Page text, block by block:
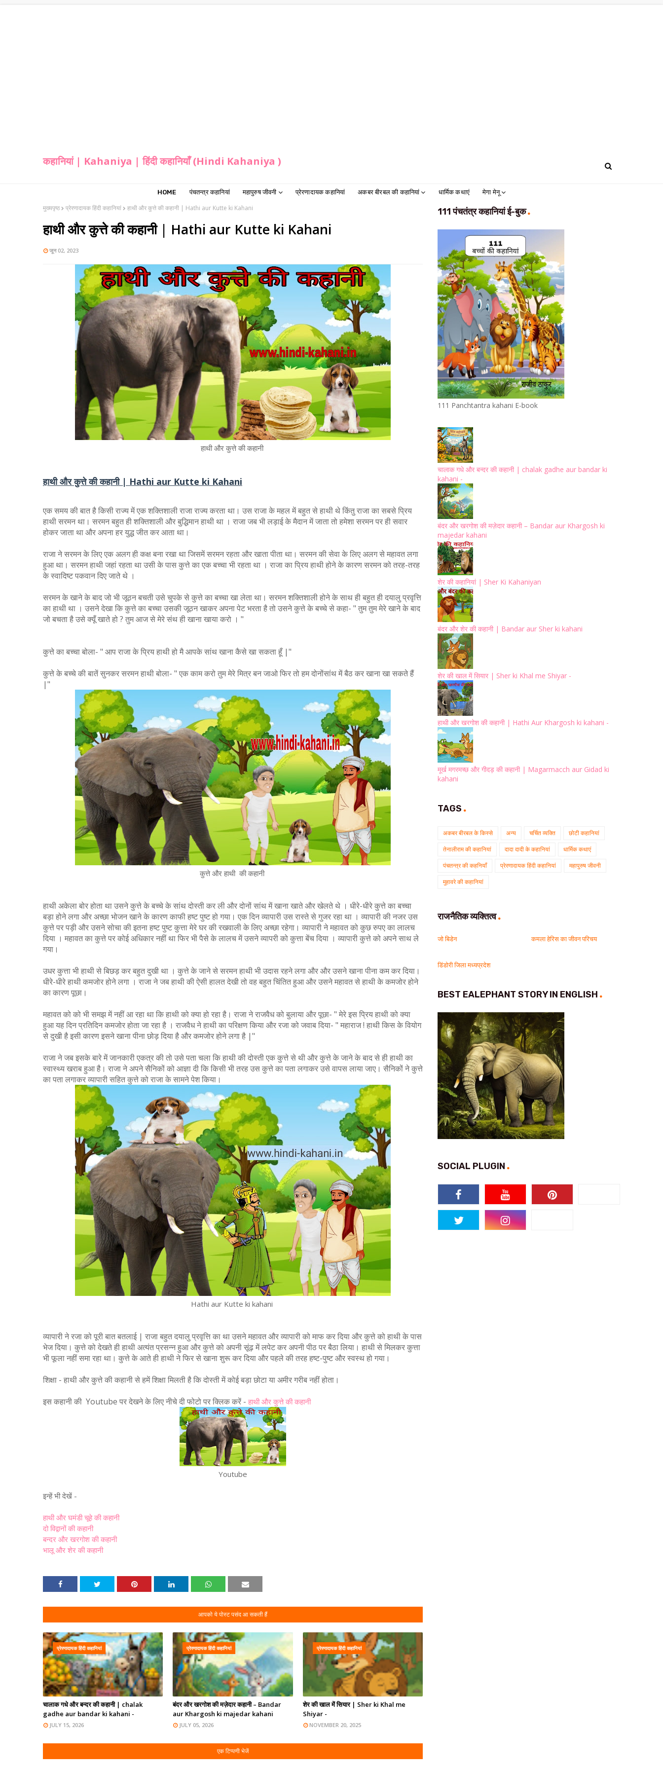
कहानियां | Kahaniya | हिंदी कहानियाँ (Hindi Kahaniya )
HOME पंचतन्त्र कहानियां महापुरुष जीवनी प्रेरणादायक कहानियां अकबर बीरबल की कहानियां धार्मिक कथाएं मेगा मेनू
मुख्यपृष्ठ प्रेरणादायक हिंदी कहानियां हाथी और कुत्ते की कहानी | Hathi aur Kutte ki Kahani
हाथी और कुत्ते की कहानी | Hathi aur Kutte ki Kahani
जून 02, 2023
हाथी और कुत्ते की कहानी
हाथी और कुत्ते की कहानी | Hathi aur Kutte ki Kahani
एक समय की बात है किसी राज्य में एक शक्तिशाली राजा राज्य करता था। उस राजा के महल में बहुत से हाथी थे किंतु राजा का सबसे प्रिय
हाथी सरमन था। सरमन बहुत ही शक्तिशाली और बुद्धिमान हाथी था । राजा जब भी लड़ाई के मैदान में जाता तो हमेशा सरमन पर ही सवार
होकर जाता था और अपना हर युद्ध जीत कर आता था।
राजा ने सरमन के लिए एक अलग ही कक्ष बना रखा था जिसमें सरमन रहता और खाता पीता था। सरमन की सेवा के लिए अलग से महावत लगा
हुआ था। सरमन हाथी जहां रहता था उसी के पास कुत्ते का एक बच्चा भी रहता था । राजा का प्रिय हाथी होने के कारण सरमन को तरह-तरह
के स्वादिष्ट पकवान दिए जाते थे ।
सरमन के खाने के बाद जो भी जूठन बचती उसे चुपके से कुत्ते का बच्चा खा लेता था। सरमन शक्तिशाली होने के साथ ही बहुत ही दयालु प्रवृत्ति
का हाथी था । उसने देखा कि कुत्ते का बच्चा उसकी जूठन खाकर अपना पेट भरता है तो उसने कुत्ते के बच्चे से कहा- " तुम तुम मेरे खाने के बाद
जो बचता है उसे क्यूँ खाते हो ? तुम आज से मेरे संथ ही खाना खाया करो । "
कुत्ते का बच्चा बोला- " आप राजा के प्रिय हाथी हो मै आपके सांथ खाना कैसे खा सकता हूँ |"
कुत्ते के बच्चे की बातें सुनकर सरमन हाथी बोला- " एक काम करो तुम मेरे मित्र बन जाओ फिर तो हम दोनोंसांथ में बैठ कर खाना खा सकते हैं
|"
कुत्ते और हाथी की कहानी
हाथी अकेला बोर होता था उसने कुत्ते के बच्चे के सांथ दोस्ती कर ली और दोनों सांथ में खाना खाते और खेलते थे । धीरे-धीरे कुत्ते का बच्चा
बड़ा होने लगा और अच्छा भोजन खाने के कारण काफी हष्ट पुष्ट हो गया। एक दिन व्यापारी उस रास्ते से गुजर रहा था । व्यापारी की नजर उस
कुत्ते पर पड़ी और उसने सोचा की इतना हष्ट पुष्ट कुत्ता मेरे घर की रखवाली के लिए अच्छा रहेगा। व्यापारी ने महावत को कुछ रुपए का लालच
दिया । महावत का कुत्ते पर कोई अधिकार नहीं था फिर भी पैसे के लालच में उसने व्यापरी को कुत्ता बेंच दिया । व्यापारी कुत्ते को अपने साथ ले
गया।
उधर कुत्ता भी हाथी से बिछड़ कर बहुत दुखी था । कुत्ते के जाने से सरमन हाथी भी उदास रहने लगा और और उसने खाना पीना कम कर दिया।
धीरे-धीरे हाथी कमजोर होने लगा । राजा ने जब हाथी की ऐसी हालत देखी तो वह बहुत चिंतित हुआ और उसने महावत से हाथी के कमजोर होने
का कारण पूछा।
महावत को को भी समझ में नहीं आ रहा था कि हाथी को क्या हो रहा है। राजा ने राजवैध को बुलाया और पूछा- " मेरे इस प्रिय हाथी को क्या
हुआ यह दिन प्रतिदिन कमजोर होता जा रहा है । राजवैध ने हाथी का परिक्षण किया और रजा को जवाब दिया- " महाराज ! हाथी किस के वियोग
से दुखी है इसी कारण इसने खाना पीना छोड़ दिया है और कमजोर होने लगा है |"
राजा ने जब इसके बारे में जानकारी एकत्र की तो उसे पता चला कि हाथी की दोस्ती एक कुत्ते से थी और कुत्ते के जाने के बाद से ही हाथी का
स्वास्थ्य खराब हुआ है। राजा ने अपने सैनिकों को आज्ञा दी कि किसी भी तरह उस कुत्ते का पता लगाकर उसे वापस लाया जाए। सैनिकों ने कुत्ते
का पता लगाकर व्यापारी सहित कुत्ते को राजा के सामने पेश किया।
Hathi aur Kutte ki kahani
व्यापारी ने रजा को पूरी बात बतलाई | राजा बहुत दयालु प्रवृत्ति का था उसने महावत और व्यापारी को माफ कर दिया और कुत्ते को हाथी के पास
भेज दिया। कुत्ते को देखते ही हाथी अत्यंत प्रसन्न हुआ और कुत्ते को अपनी सूंढ़ में लपेट कर अपनी पीठ पर बैठा लिया। हाथी से मिलकर कुत्ता
भी फूला नहीं समा रहा था। कुत्ते के आते ही हाथी ने फिर से खाना शुरू कर दिया और पहले की तरह हष्ट-पुष्ट और स्वस्थ हो गया।
शिक्षा - हाथी और कुत्ते की कहानी से हमें शिक्षा मिलती है कि दोस्ती में कोई बड़ा छोटा या अमीर गरीब नहीं होता।
इस कहानी की Youtube पर देखने के लिए नीचे दी फोटो पर क्लिक करें - हाथी और कुत्ते की कहानी
Youtube
इन्हें भी देखें -
हाथी और घमंडी चूहे की कहानी
दो विद्वानों की कहानी
बन्दर और खरगोश की कहानी
भालू और शेर की कहानी
आपको ये पोस्ट पसंद आ सकती हैं
प्रेरणादायक हिंदी कहानियां
चालाक गधे और बन्दर की कहानी | chalak
gadhe aur bandar ki kahani -
JULY 15, 2026
प्रेरणादायक हिंदी कहानियां
बंदर और खरगोश की मज़ेदार कहानी – Bandar
aur Khargosh ki majedar kahani
JULY 05, 2026
प्रेरणादायक हिंदी कहानियां
शेर की खाल में सियार | Sher ki Khal me
Shiyar -
NOVEMBER 20, 2025
एक टिप्पणी भेजें
111 पंचतंत्र कहानियां ई-बुक
111 Panchtantra kahani E-book
चालाक गधे और बन्दर की कहानी | chalak gadhe aur bandar ki
kahani -
बंदर और खरगोश की मज़ेदार कहानी – Bandar aur Khargosh ki
majedar kahani
शेर की कहानियां | Sher Ki Kahaniyan
बंदर और शेर की कहानी | Bandar aur Sher ki kahani
शेर की खाल में सियार | Sher ki Khal me Shiyar -
हाथी और खरगोश की कहानी | Hathi Aur Khargosh ki kahani -
मूर्ख मगरमच्छ और गीदड़ की कहानी | Magarmacch aur Gidad ki
kahani
TAGS
अकबर बीरबल के किस्से अन्य चर्चित व्यक्ति
छोटी कहानियां
तेनालीराम की कहानियां
दादा दादी के कहानियां
धार्मिक कथाएं
पंचतन्त्र की कहनियाँ
प्रेरणादायक हिंदी कहानियां
महापुरुष जीवनी
मुहावरे की कहानियां
राजनैतिक व्यक्तित्व
जो बिडेन कमला हेरिस का जीवन परिचय
डिंडोरी जिला मध्यप्रदेश
BEST EALEPHANT STORY IN ENGLISH
SOCIAL PLUGIN